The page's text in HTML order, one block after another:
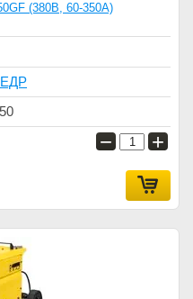
(380В, 60-350А)
− +